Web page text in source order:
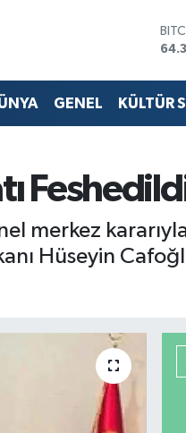
GENEL KÜLTÜR
merkez
Hüseyin